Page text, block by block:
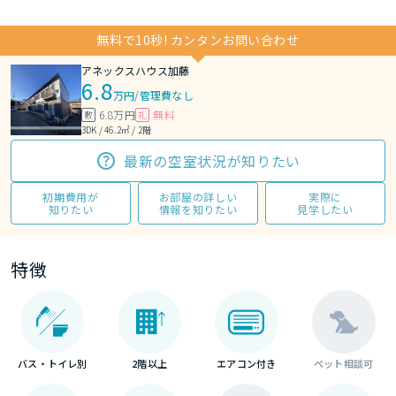
無料で10秒! カンタンお問い合わせ
アネックスハウス加藤
6.8万円/管理費なし
敷 6.8万円 礼 無料
3DK / 46.2㎡ / 2階
最新の空室状況が知りたい
初期費用が
知りたい
お部屋の詳しい
情報を知りたい
実際に
見学したい
特徴
バス・トイレ別 2階以上 エアコン付き ペット相談可